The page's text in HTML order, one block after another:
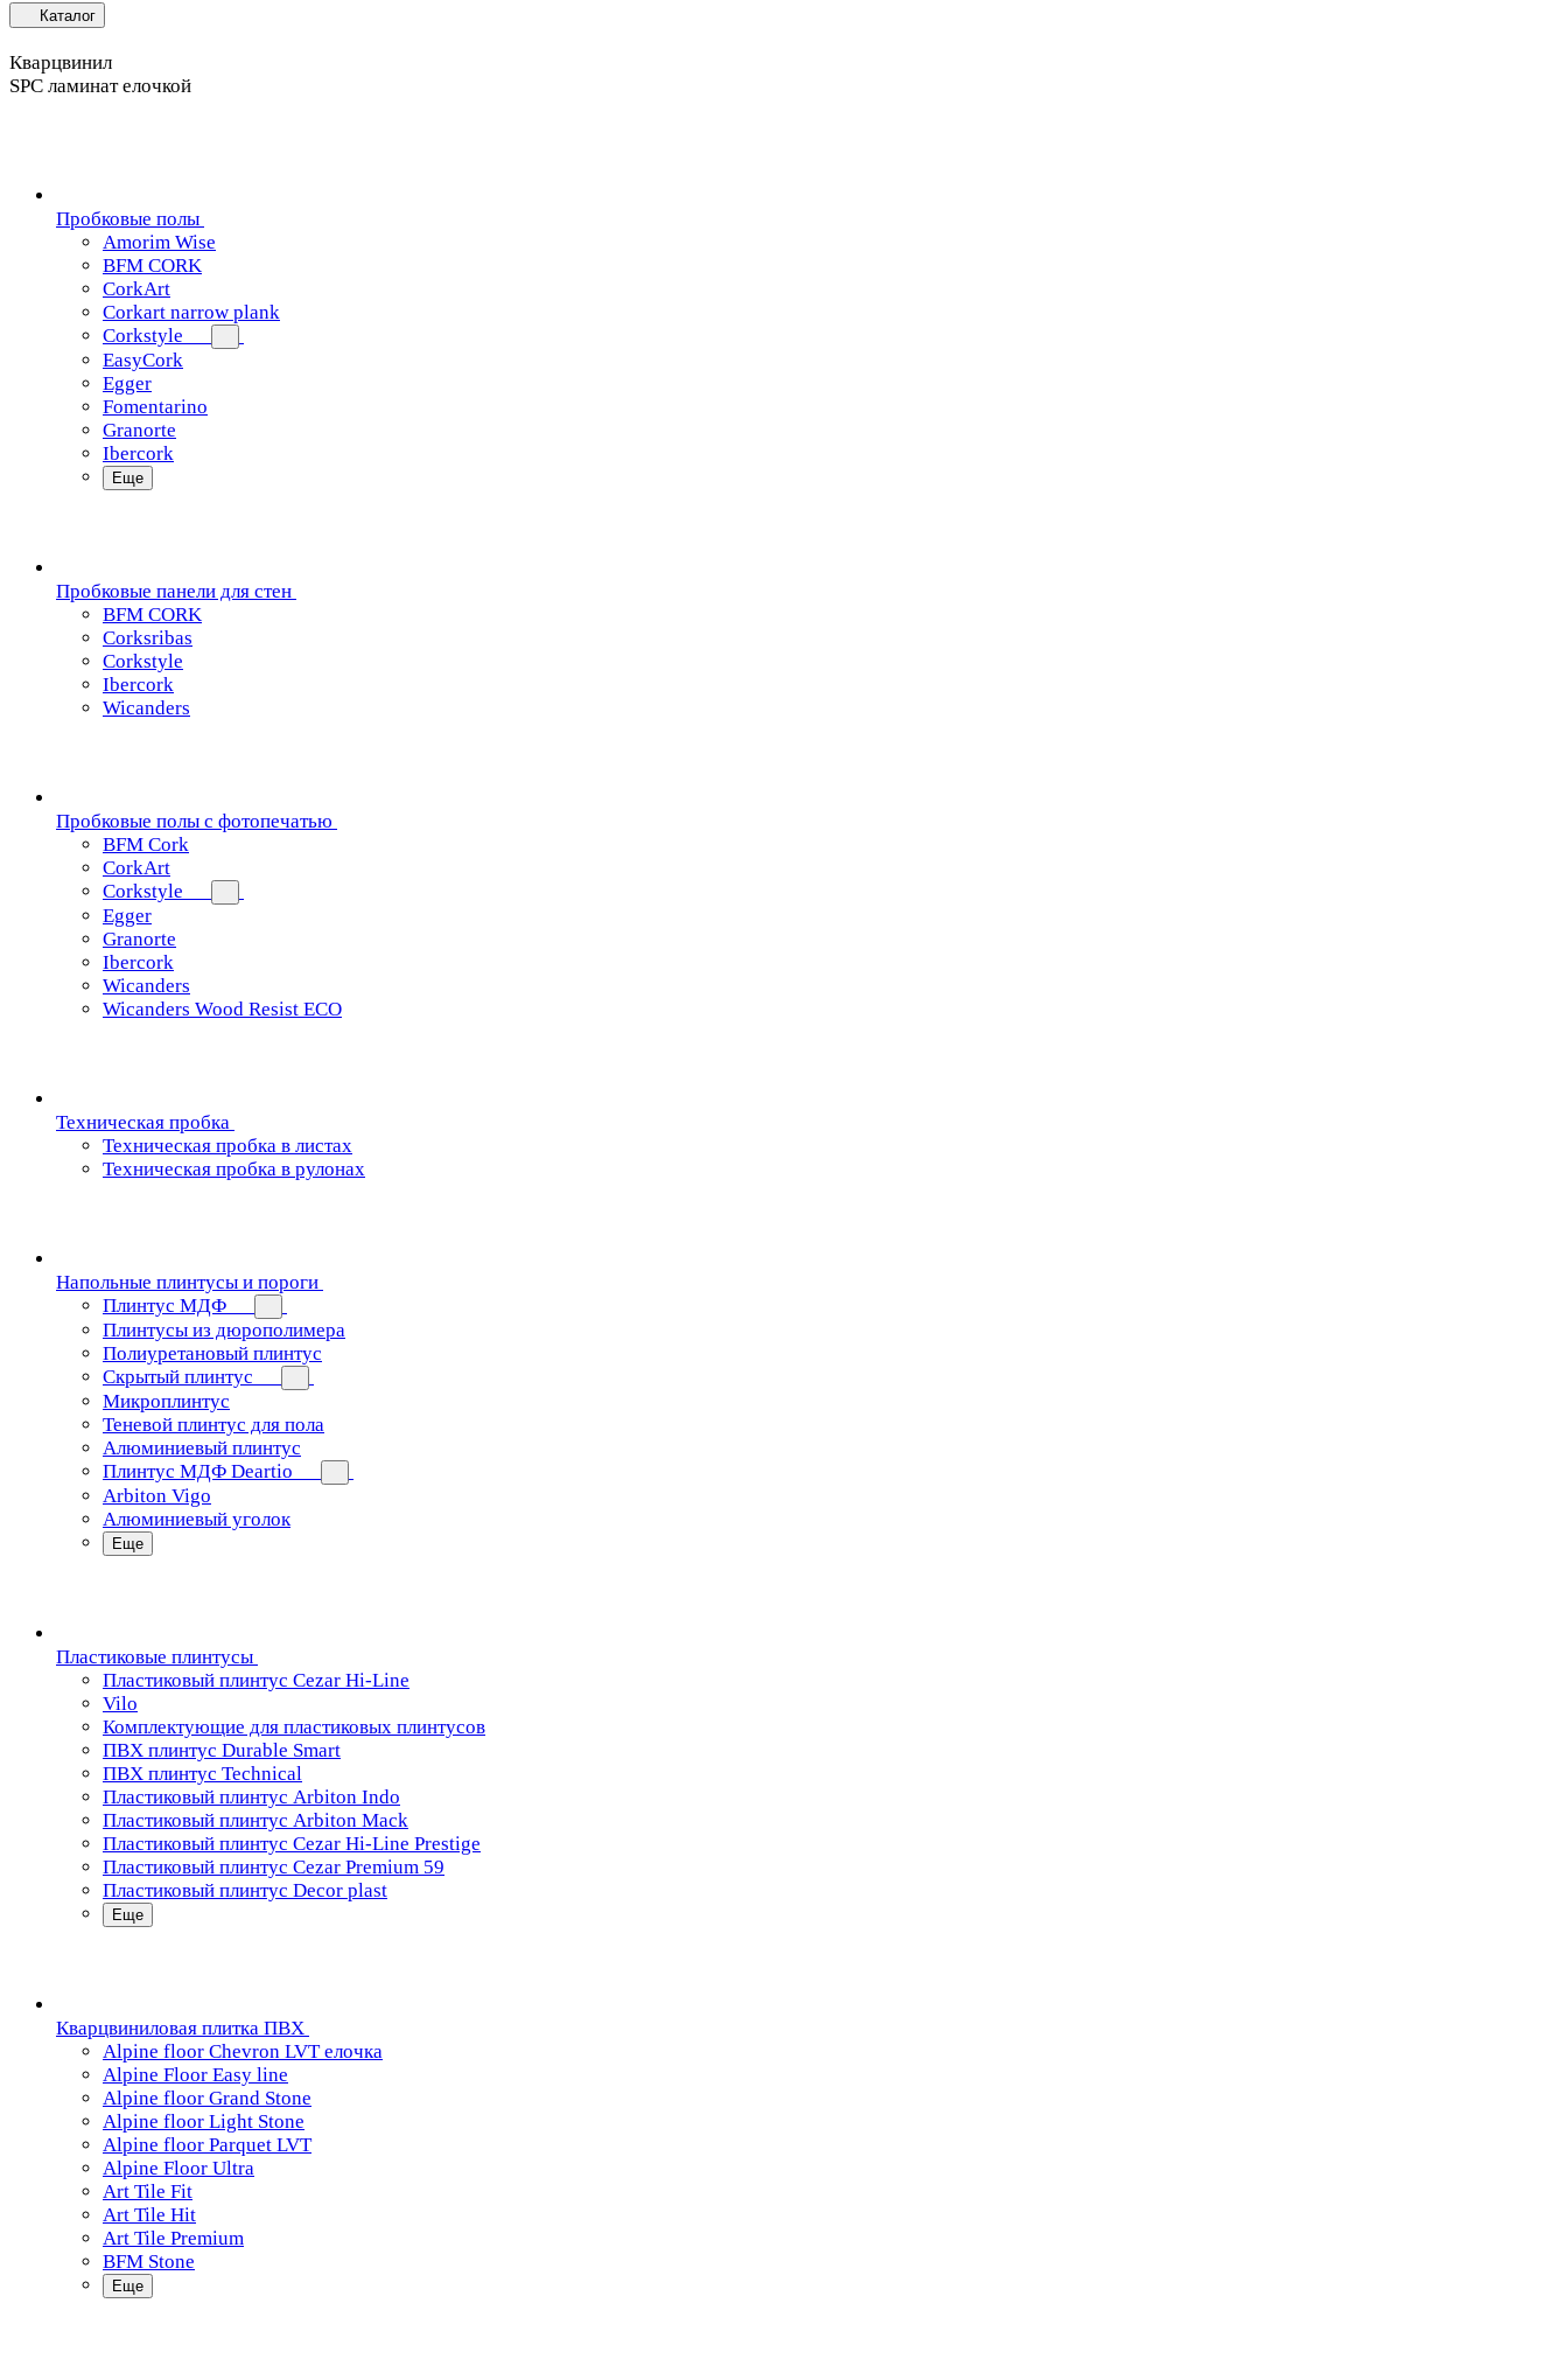
Каталог
Кварцвинил
SPC ламинат елочкой
Пробковые полы
Amorim Wise
BFM CORK
CorkArt
Corkart narrow plank
Corkstyle
EasyCork
Egger
Fomentarino
Granorte
Ibercork
Еще
Пробковые панели для стен
BFM CORK
Corksribas
Corkstyle
Ibercork
Wicanders
Пробковые полы с фотопечатью
BFM Cork
CorkArt
Corkstyle
Egger
Granorte
Ibercork
Wicanders
Wicanders Wood Resist ECO
Техническая пробка
Техническая пробка в листах
Техническая пробка в рулонах
Напольные плинтусы и пороги
Плинтус МДФ
Плинтусы из дюрополимера
Полиуретановый плинтус
Скрытый плинтус
Микроплинтус
Теневой плинтус для пола
Алюминиевый плинтус
Плинтус МДФ Deartio
Arbiton Vigo
Алюминиевый уголок
Еще
Пластиковые плинтусы
Пластиковый плинтус Cezar Hi-Line
Vilo
Комплектующие для пластиковых плинтусов
ПВХ плинтус Durable Smart
ПВХ плинтус Technical
Пластиковый плинтус Arbiton Indo
Пластиковый плинтус Arbiton Mack
Пластиковый плинтус Cezar Hi-Line Prestige
Пластиковый плинтус Cezar Premium 59
Пластиковый плинтус Decor plast
Еще
Кварцвиниловая плитка ПВХ
Alpine floor Chevron LVT елочка
Alpine Floor Easy line
Alpine floor Grand Stone
Alpine floor Light Stone
Alpine floor Parquet LVT
Alpine Floor Ultra
Art Tile Fit
Art Tile Hit
Art Tile Premium
BFM Stone
Еще